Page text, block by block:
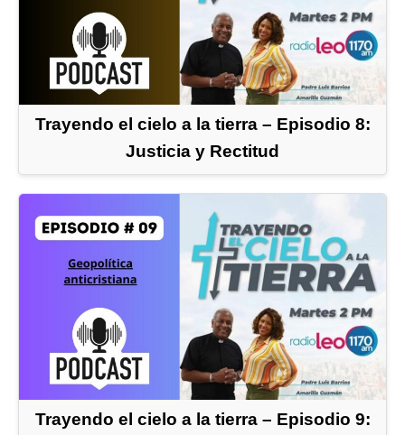
Trayendo el cielo a la tierra – Episodio 8:
Justicia y Rectitud
Trayendo el cielo a la tierra – Episodio 9: